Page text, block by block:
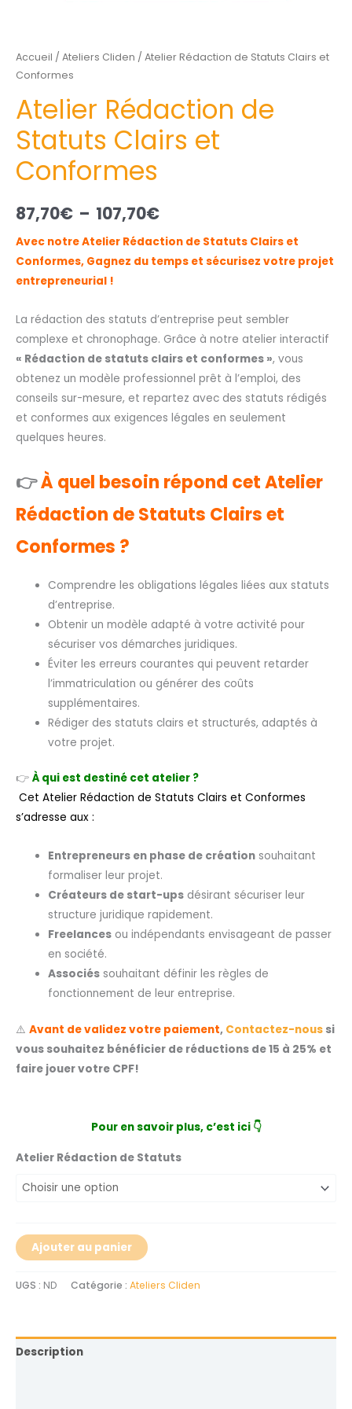
Accueil / Ateliers Cliden / Atelier Rédaction de Statuts Clairs et
Conformes
Atelier Rédaction de
Statuts Clairs et
Conformes
87,70€ – 107,70€
Avec notre Atelier Rédaction de Statuts Clairs et
Conformes, Gagnez du temps et sécurisez votre projet
entrepreneurial !
La rédaction des statuts d’entreprise peut sembler
complexe et chronophage. Grâce à notre atelier interactif
« Rédaction de statuts clairs et conformes », vous
obtenez un modèle professionnel prêt à l’emploi, des
conseils sur-mesure, et repartez avec des statuts rédigés
et conformes aux exigences légales en seulement
quelques heures.
👉À quel besoin répond cet Atelier
Rédaction de Statuts Clairs et
Conformes ?
Comprendre les obligations légales liées aux statuts
d’entreprise.
Obtenir un modèle adapté à votre activité pour
sécuriser vos démarches juridiques.
Éviter les erreurs courantes qui peuvent retarder
l’immatriculation ou générer des coûts
supplémentaires.
Rédiger des statuts clairs et structurés, adaptés à
votre projet.
👉 À qui est destiné cet atelier ?
Cet Atelier Rédaction de Statuts Clairs et Conformes
s’adresse aux :
Entrepreneurs en phase de création souhaitant
formaliser leur projet.
Créateurs de start-ups désirant sécuriser leur
structure juridique rapidement.
Freelances ou indépendants envisageant de passer
en société.
Associés souhaitant définir les règles de
fonctionnement de leur entreprise.
⚠️ Avant de validez votre paiement, Contactez-nous si
vous souhaitez bénéficier de réductions de 15 à 25% et
faire jouer votre CPF!
Pour en savoir plus, c’est ici 👇
Atelier Rédaction de Statuts
Ajouter au panier
UGS : ND Catégorie : Ateliers Cliden
Description